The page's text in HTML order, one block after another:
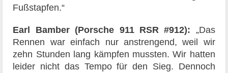
Fußstapfen.“
Earl Bamber (Porsche 911 RSR #912): „Das
Rennen war einfach nur anstrengend, weil wir
zehn Stunden lang kämpfen mussten. Wir hatten
leider nicht das Tempo für den Sieg. Dennoch